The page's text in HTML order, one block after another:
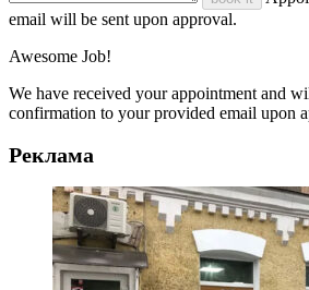
email will be sent upon approval.
Awesome Job!
We have received your appointment and
confirmation to your provided email upon
Реклама